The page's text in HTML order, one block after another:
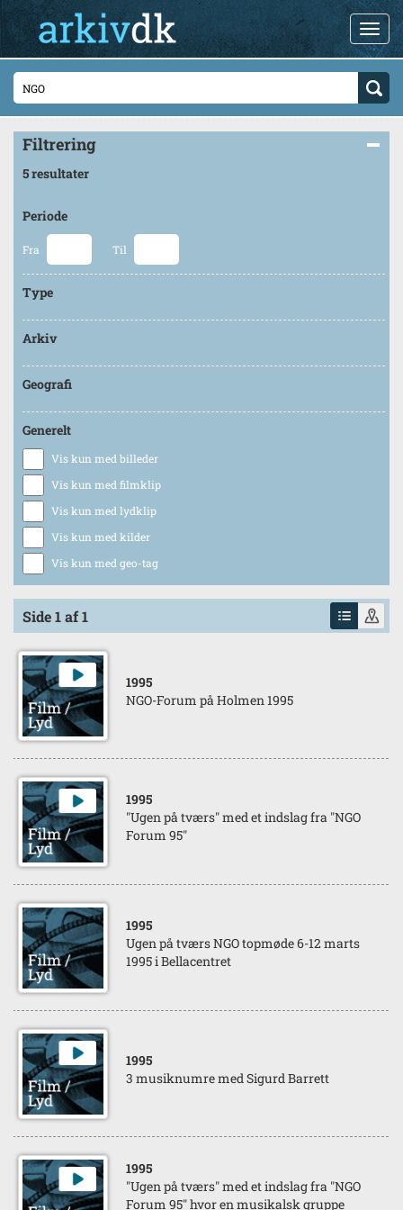
Filtrering
5 resultater
Periode
Fra Til
Type
Arkiv
Geografi
Generelt
Vis kun med billeder
Vis kun med filmklip
Vis kun med lydklip
Vis kun med kilder
Vis kun med geo-tag
Side 1 af 1
1995
NGO-Forum på Holmen 1995
1995
"Ugen på tværs" med et indslag fra "NGO
Forum 95"
1995
Ugen på tværs NGO topmøde 6-12 marts
1995 i Bellacentret
1995
3 musiknumre med Sigurd Barrett
1995
"Ugen på tværs" med et indslag fra "NGO
Forum 95" hvor en musikalsk gruppe